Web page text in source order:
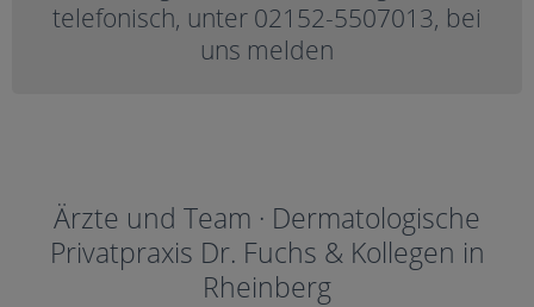
telefonisch, unter 02152-5507013, bei
uns melden
Ärzte und Team · Dermatologische
Privatpraxis Dr. Fuchs & Kollegen in
Rheinberg